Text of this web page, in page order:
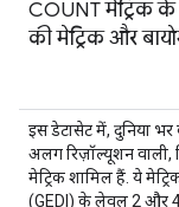
COUNT मेट्रिक के
की मेट्रिक और
इस डेटासेट में, दुनिया
अलग रिज़ॉल्यूशन वाली,
मेट्रिक शामिल हैं. ये
(GEDI) के लेवल 2 और